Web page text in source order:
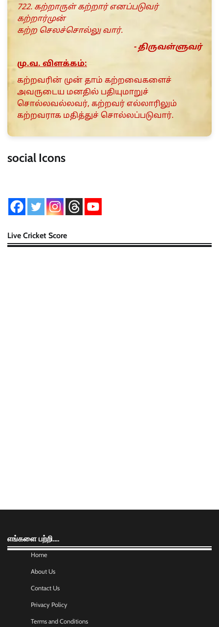
722. கற்றாருள் கற்றார் எனப்படுவர்
கற்றார்முன்
கற்ற செலச்சொல்லு வார்.
- திருவள்ளுவர்
மு.வ. விளக்கம்:
கற்றவரின் முன் தாம் கற்றவைகளைச்
அவருடைய மனதில் பதியுமாறுச்
சொல்லவல்லவர், கற்றவர் எல்லாரிலும்
கற்றவராக மதித்துச் சொல்லப்படுவார்.
social Icons
Live Cricket Score
எங்களை பற்றி….
Home
About Us
Contact Us
Privacy Policy
Terms and Conditions